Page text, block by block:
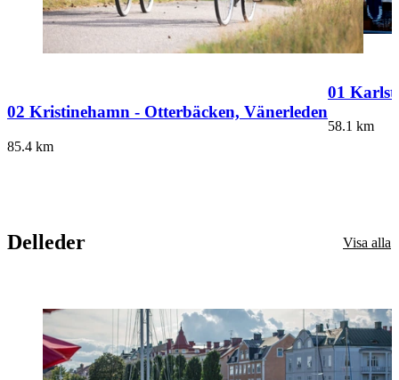
02 Kristinehamn - Otterbäcken, Vänerleden
85.4 km
01
58.1 km
Delleder Visa alla